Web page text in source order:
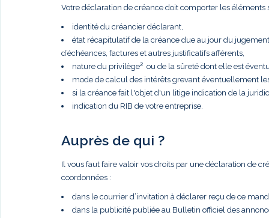
Votre déclaration de créance doit comporter les éléments
identité du créancier déclarant,
état récapitulatif de la créance due au jour du
d’échéances, factures et autres justificatifs afférents,
nature du privilège² ou de la sûreté dont elle est
mode de calcul des intérêts grevant éventuellement
si la créance fait l'objet d'un litige indication de la
indication du RIB de votre entreprise.
Auprès de qui ?
Il vous faut faire valoir vos droits par une déclaration de
coordonnées :
dans le courrier d’invitation à déclarer reçu de ce
dans la publicité publiée au Bulletin officiel des